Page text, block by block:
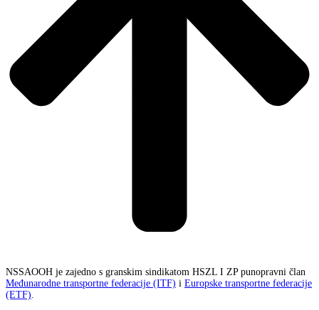
NSSAOOH je zajedno s granskim sindikatom HSZL I ZP punopravni član
Međunarodne transportne federacije (ITF) i Europske transportne federacije
(ETF).